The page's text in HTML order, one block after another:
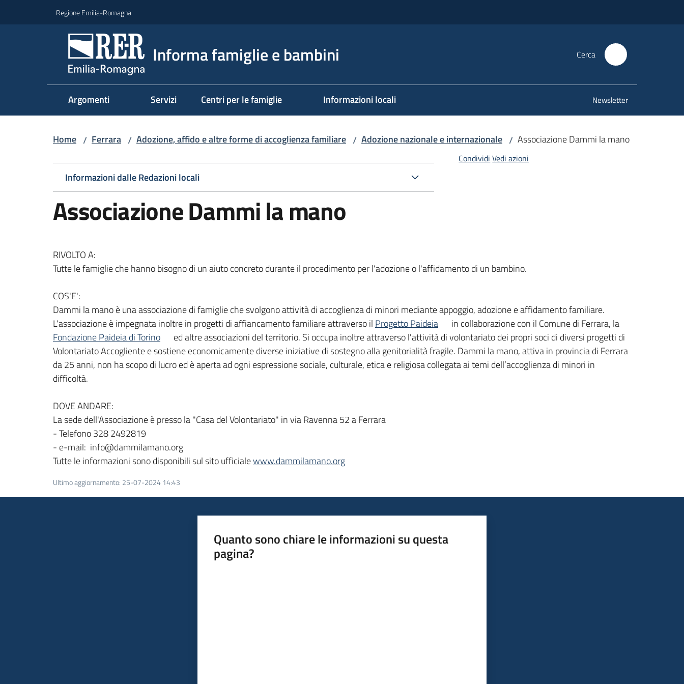
Regione Emilia-Romagna
Informa famiglie e bambini Cerca
Argomenti Servizi Centri per le famiglie Informazioni locali Newsletter
Home / Ferrara / Adozione, affido e altre forme di accoglienza familiare / Adozione nazionale e internazionale / Associazione Dammi la mano
Informazioni dalle Redazioni locali
Associazione Dammi la mano
Condividi Vedi azioni
RIVOLTO A:
Tutte le famiglie che hanno bisogno di un aiuto concreto durante il procedimento per l'adozione o l'affidamento di un bambino.
COS'E':
Dammi la mano è una associazione di famiglie che svolgono attività di accoglienza di minori mediante appoggio, adozione e affidamento familiare.
L'associazione è impegnata inoltre in progetti di affiancamento familiare attraverso il Progetto Paideia
in collaborazione con il Comune di Ferrara, la
Fondazione Paideia di Torino
ed altre associazioni del territorio. Si occupa inoltre attraverso l'attività di volontariato dei propri soci di diversi progetti di
Volontariato Accogliente e sostiene economicamente diverse iniziative di sostegno alla genitorialità fragile. Dammi la mano, attiva in provincia di Ferrara
da 25 anni, non ha scopo di lucro ed è aperta ad ogni espressione sociale, culturale, etica e religiosa collegata ai temi dell’accoglienza di minori in
difficoltà.
DOVE ANDARE:
La sede dell'Associazione è presso la "Casa del Volontariato" in via Ravenna 52 a Ferrara
- Telefono 328 2492819
- e-mail: info@dammilamano.org
Tutte le informazioni sono disponibili sul sito ufficialewww.dammilamano.org
Ultimo aggiornamento: 25-07-2024 14:43
Quanto sono chiare le informazioni su questa
pagina?